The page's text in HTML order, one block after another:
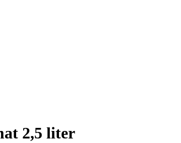
2,5 liter